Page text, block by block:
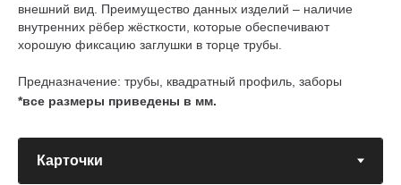
внешний вид. Преимущество данных изделий – наличие
внутренних рёбер жёсткости, которые обеспечивают
хорошую фиксацию заглушки в торце трубы.
Предназначение: трубы, квадратный профиль, заборы
*все размеры приведены в мм.